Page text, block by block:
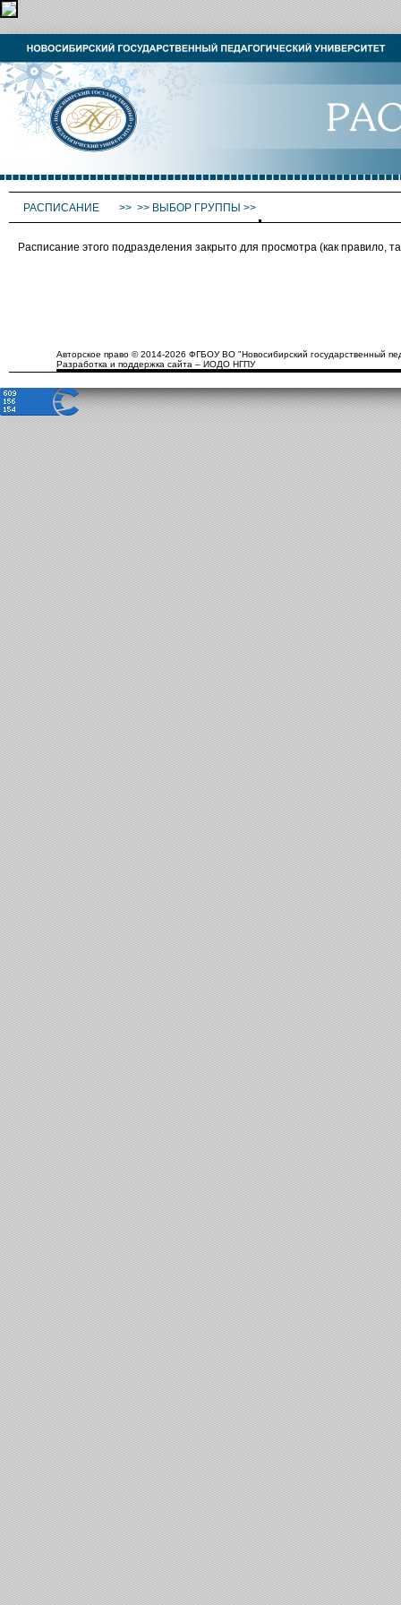
РАСПИСАНИЕ >> >> ВЫБОР ГРУППЫ >>
Расписание этого подразделения закрыто для просмотра (как
Авторское право © 2014-2026 ФГБОУ ВО "Новосибирский государственный
Разработка и поддержка сайта – ИОДО НГПУ